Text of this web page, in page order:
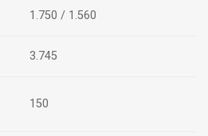
1.750 / 1.560
3.745
150